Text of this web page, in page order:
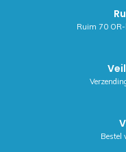
Ruim 70 OR-
Bestel